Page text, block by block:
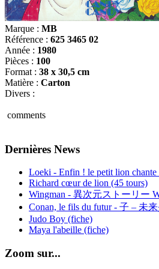
Marque : MB
Référence : 625 3465 02
Année : 1980
Pièces : 100
Format : 38 x 30,5 cm
Matière : Carton
Divers :
comments
Dernières News
Loeki - Enfin ! le petit lion
Richard cœur de lion (45 tours)
Wingman - 異次元ストーリー
Conan, le fils du futur - 子 – 未
Judo Boy (fiche)
Maya l'abeille (fiche)
Zoom sur...